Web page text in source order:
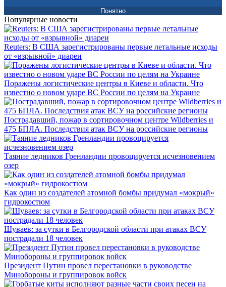
Понятно
Популярные новости
Reuters: В США зарегистрированы первые летальные исходы
от «взрывной» диареи
Поражены логистические центры в Киеве и области. Что
известно о новом ударе ВС России по целям на Украине
Пострадавший, пожар в сортировочном центре Wildberries и
475 БПЛА. Последствия атак ВСУ на российские регионы
Таяние ледников Гренландии провоцируется исчезновением
озер
Как один из создателей атомной бомбы придумал «мокрый»
гидрокостюм
Шуваев: за сутки в Белгородской области при атаках ВСУ
пострадали 18 человек
Президент Путин провел перестановки в руководстве
Минобороны и группировок войск